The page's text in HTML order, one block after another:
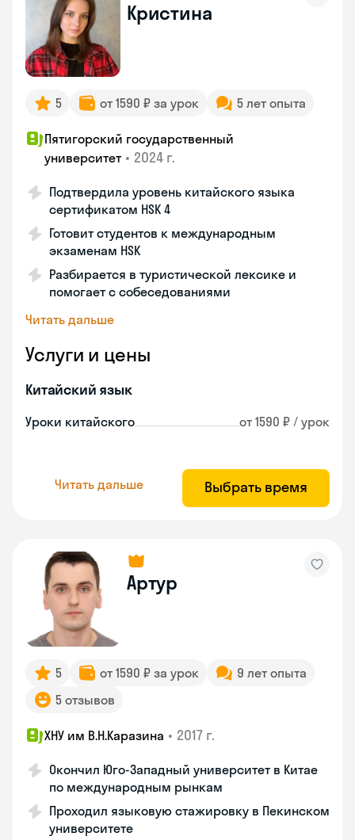
Кристина
5 от 1590 ₽ за урок 5 лет опыта
Пятигорский государственный
университет • 2024 г.
Подтвердила уровень китайского языка
сертификатом HSK 4
Готовит студентов к международным
экзаменам HSK
Разбирается в туристической лексике и
помогает с собеседованиями
Читать дальше
Услуги и цены
Китайский язык
Уроки китайского от 1590 ₽ / урок
Читать дальше Выбрать время
Артур
5 от 1590 ₽ за урок
9 лет опыта
5 отзывов
ХНУ им В.Н.Каразина • 2017 г.
Окончил Юго-Западный университет в Китае
по международным рынкам
Проходил языковую стажировку в Пекинском
университете